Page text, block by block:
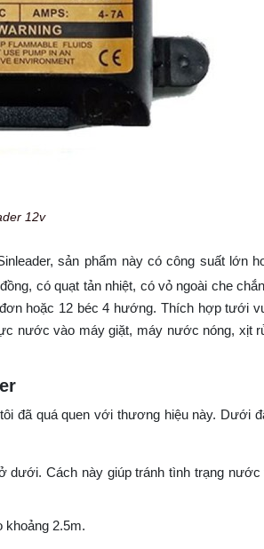
12v
sản phẩm này có công suất lớn
có quạt tản nhiệt, có vỏ ngoài che
hoặc 12 béc 4 hướng. Thích hợp tưới
nước vào máy giặt, máy nước nóng, xịt
đã quá quen với thương hiệu này. Dưới
Cách này giúp tránh tình trạng nước
khoảng 2.5m.